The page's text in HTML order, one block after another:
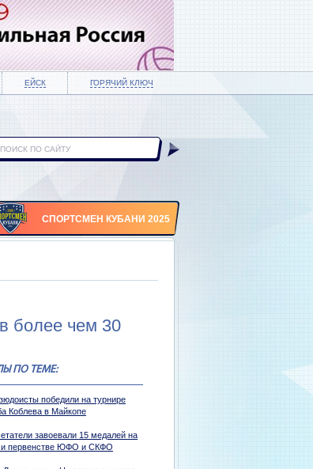
ЕЙСК ГОРЯЧИЙ КЛЮЧ
СПОРТСМЕН КУБАНИ 2025
более чем 30
ПО ТЕМЕ:
победили на турнире
Коблева в Майкопе
завоевали 15 медалей на
и первенстве ЮФО и СКФО